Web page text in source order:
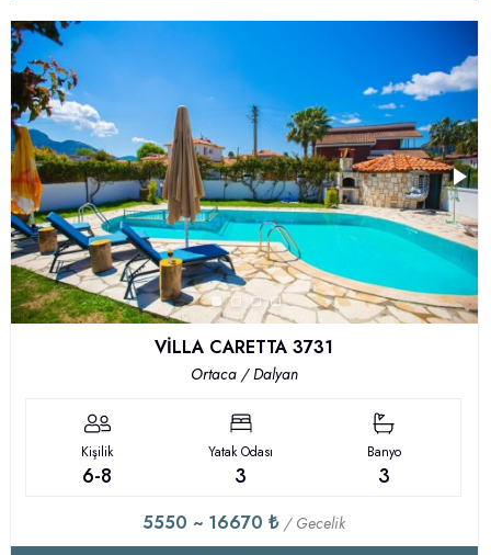
VİLLA CARETTA 3731
Ortaca / Dalyan
Kişilik
6-8
Yatak Odası
3
Banyo
3
5550 ~ 16670 ₺ / Gecelik